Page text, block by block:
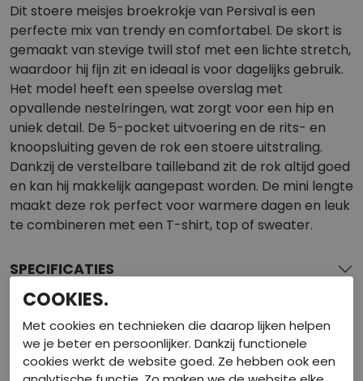
Dit stoere meisjes broekrokje van Persival is een
perfecte mix van trendy en comfortabel. De skort is
gemaakt van stevige twill stof met een lichte stretch,
waardoor hij fijn zit en ideaal is voor dagelijks gebruik.
Het model heeft een speelse overslag met
opvallende nestelringen, wat zorgt voor een hip en
uniek detail. De 5-pocket uitvoering en de rits- en
knoopsluiting geven de rok een stoere uitstraling.
Dankzij de verstelbare tailleband zit de rok altijd goed
en kan hij makkelijk aangepast worden. De mini lengte
maakt deze rok perfect voor warmere dagen en leuk
te combineren met een T-shirt, top of sweater.
SPECIFICATIES
GERELATEERDE PRODUCTEN
COOKIES.
Met cookies en technieken die daarop lijken helpen
we je beter en persoonlijker. Dankzij functionele
cookies werkt de website goed. Ze hebben ook een